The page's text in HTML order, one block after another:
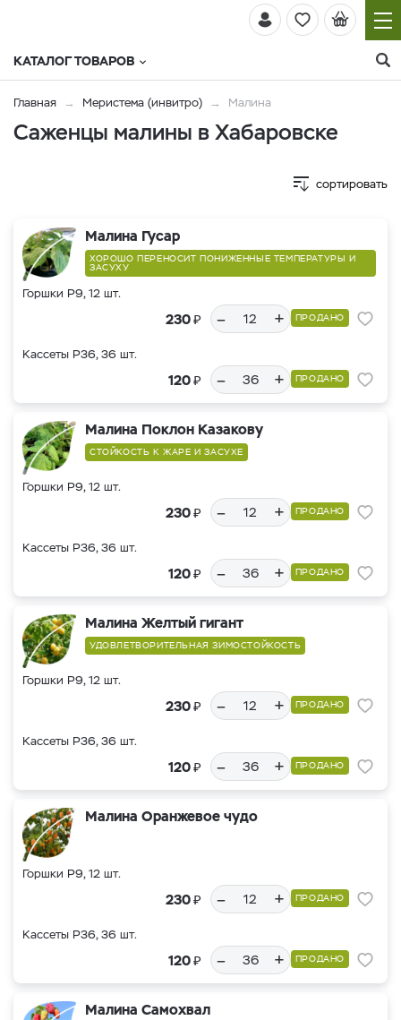
КАТАЛОГ ТОВАРОВ
Главная Меристема (инвитро) Малина
Саженцы малины в Хабаровске
сортировать
Малина Гусар
ХОРОШО ПЕРЕНОСИТ ПОНИЖЕННЫЕ ТЕМПЕРАТУРЫ И
ЗАСУХУ
Горшки Р9, 12 шт.
230₽ – + ПРОДАНО
Кассеты Р36, 36 шт.
120₽ – + ПРОДАНО
Малина Поклон Казакову
СТОЙКОСТЬ К ЖАРЕ И ЗАСУХЕ
Горшки Р9, 12 шт.
230₽ – + ПРОДАНО
Кассеты Р36, 36 шт.
120₽ – + ПРОДАНО
Малина Желтый гигант
УДОВЛЕТВОРИТЕЛЬНАЯ ЗИМОСТОЙКОСТЬ
Горшки Р9, 12 шт.
230₽ – + ПРОДАНО
Кассеты Р36, 36 шт.
120₽ – + ПРОДАНО
Малина Оранжевое чудо
Горшки Р9, 12 шт.
230₽ – + ПРОДАНО
Кассеты Р36, 36 шт.
120₽ – + ПРОДАНО
Малина Самохвал